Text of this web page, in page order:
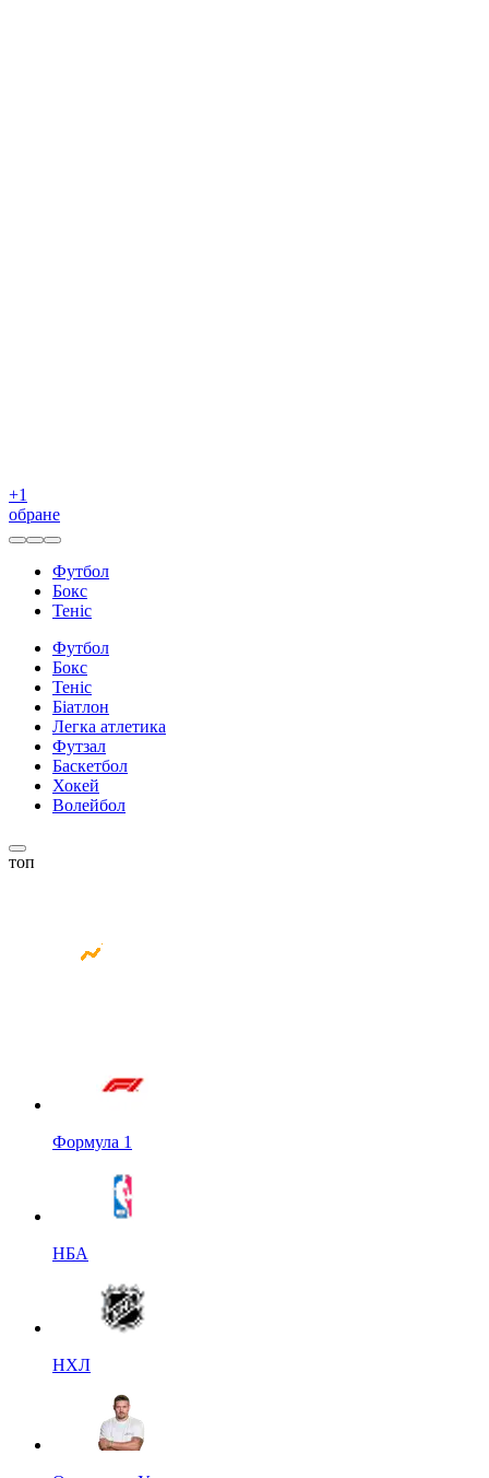
+1
обране
Футбол
Бокс
Теніс
Футбол
Бокс
Теніс
Біатлон
Легка атлетика
Футзал
Баскетбол
Хокей
Волейбол
топ
Формула 1
НБА
НХЛ